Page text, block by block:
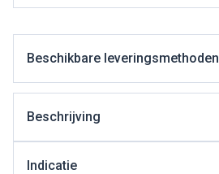
Beschikbare leveringsmethoden
Beschrijving
Indicatie